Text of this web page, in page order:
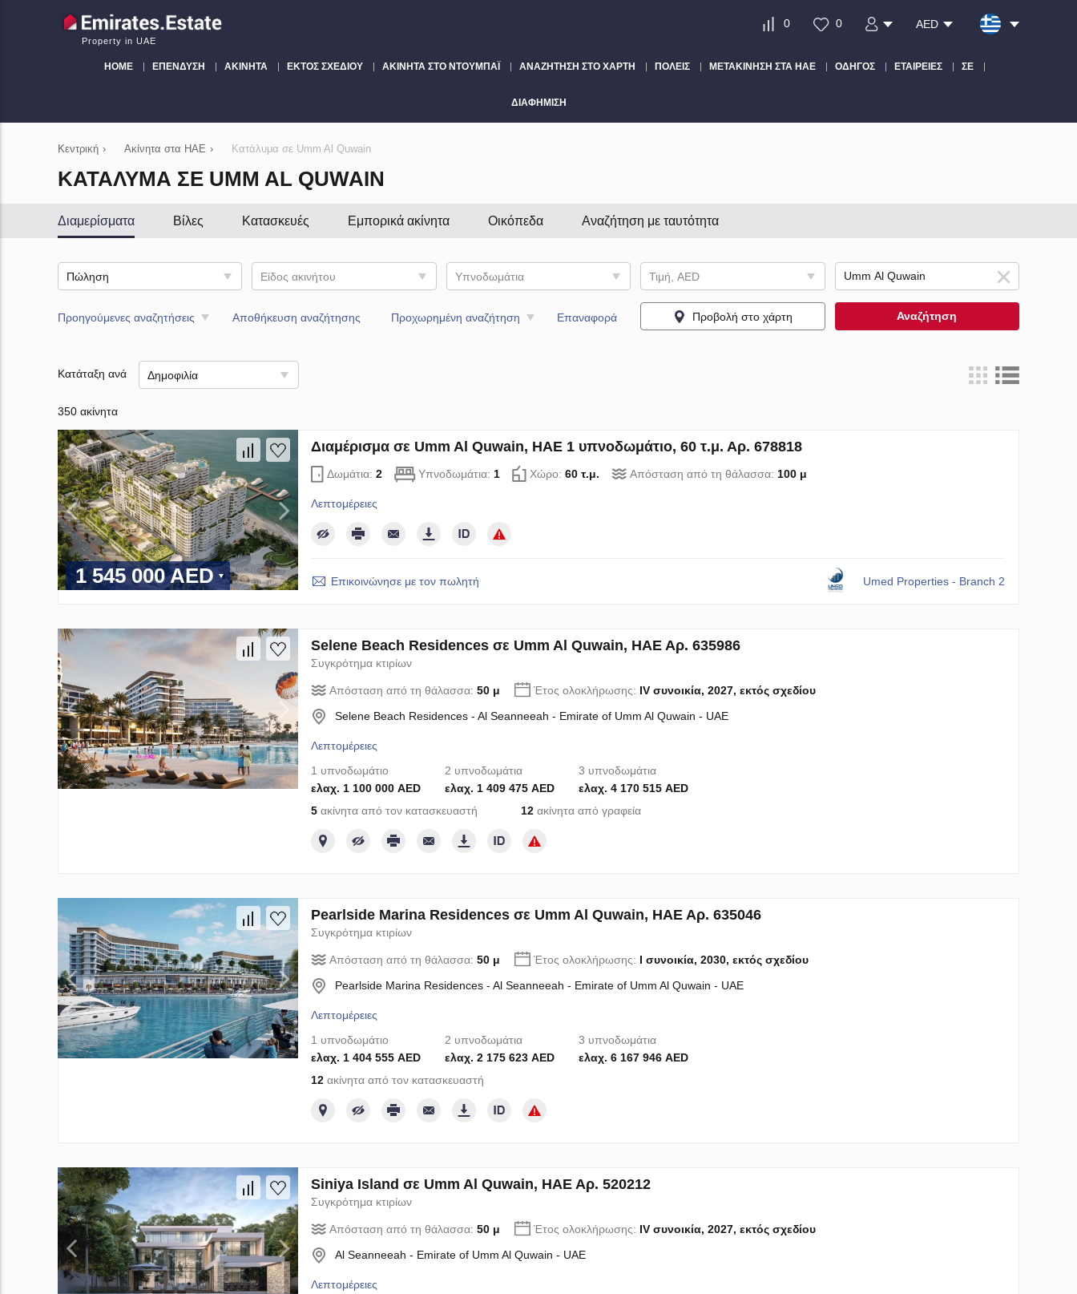
Property in UAE
0 0 AED
HOME ΕΠΈΝΔΥΣΗ ΑΚΊΝΗΤΑ ΕΚΤΌΣ ΣΧΕΔΊΟΥ ΑΚΊΝΗΤΑ ΣΤΟ ΝΤΟΥΜΠΆΙ ΑΝΑΖΉΤΗΣΗ ΣΤΟ ΧΆΡΤΗ ΠΌΛΕΙΣ ΜΕΤΑΚΊΝΗΣΗ ΣΤΑ ΗΑΕ ΟΔΗΓΌΣ ΕΤΑΙΡΕΊΕΣ ΣΕ
ΔΙΑΦΉΜΙΣΗ
Κεντρική › Ακίνητα στα ΗΑΕ › Κατάλυμα σε Umm Al Quwain
ΚΑΤΆΛΥΜΑ ΣΕ UMM AL QUWAIN
Διαμερίσματα Βίλες Κατασκευές Εμπορικά ακίνητα Οικόπεδα Αναζήτηση με ταυτότητα
Πώληση Είδος ακινήτου Υπνοδωμάτια Τιμή, AED
Προηγούμενες αναζητήσεις Αποθήκευση αναζήτησης Προχωρημένη αναζήτηση Επαναφορά Προβολή στο χάρτη Αναζήτηση
Κατάταξη ανά Δημοφιλία
350 ακίνητα
1 545 000 AED
Διαμέρισμα σε Umm Al Quwain, ΗΑΕ 1 υπνοδωμάτιο, 60 τ.μ. Αρ. 678818
Δωμάτια: 2 Υπνοδωμάτια: 1 Χώρο: 60 τ.μ. Απόσταση από τη θάλασσα: 100 μ
Λεπτομέρειες
Επικοινώνησε με τον πωλητή Umed Properties - Branch 2
Selene Beach Residences σε Umm Al Quwain, ΗΑΕ Αρ. 635986
Συγκρότημα κτιρίων
Απόσταση από τη θάλασσα: 50 μ Έτος ολοκλήρωσης: IV συνοικία, 2027, εκτός σχεδίου
Selene Beach Residences - Al Seanneeah - Emirate of Umm Al Quwain - UAE
Λεπτομέρειες
1 υπνοδωμάτιο
ελαχ. 1 100 000 AED
2 υπνοδωμάτια
ελαχ. 1 409 475 AED
3 υπνοδωμάτια
ελαχ. 4 170 515 AED
5ακίνητα από τον κατασκευαστή 12ακίνητα από γραφεία
Pearlside Marina Residences σε Umm Al Quwain, ΗΑΕ Αρ. 635046
Συγκρότημα κτιρίων
Απόσταση από τη θάλασσα: 50 μ Έτος ολοκλήρωσης: I συνοικία, 2030, εκτός σχεδίου
Pearlside Marina Residences - Al Seanneeah - Emirate of Umm Al Quwain - UAE
Λεπτομέρειες
1 υπνοδωμάτιο
ελαχ. 1 404 555 AED
2 υπνοδωμάτια
ελαχ. 2 175 623 AED
3 υπνοδωμάτια
ελαχ. 6 167 946 AED
12ακίνητα από τον κατασκευαστή
Siniya Island σε Umm Al Quwain, ΗΑΕ Αρ. 520212
Συγκρότημα κτιρίων
Απόσταση από τη θάλασσα: 50 μ Έτος ολοκλήρωσης: IV συνοικία, 2027, εκτός σχεδίου
Al Seanneeah - Emirate of Umm Al Quwain - UAE
Λεπτομέρειες